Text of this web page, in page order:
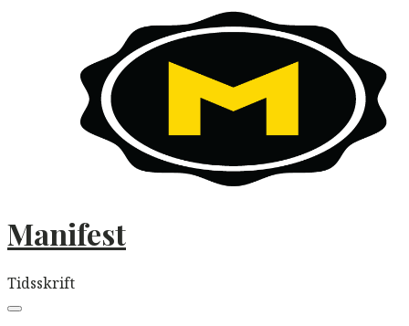
Manifest
Tidsskrift
navigation
Menu